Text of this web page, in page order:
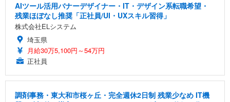
AIツール活用バナーデザイナー・IT・デザイン系転職希望・
残業ほぼなし推奨「正社員/UI・UXスキル習得」
株式会社ELシステム
埼玉県
月給30万5,100円～54万円
正社員
調剤事務・東大和市桜ヶ丘・完全週休2日制 残業少なめ IT機